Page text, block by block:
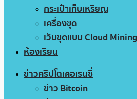
กระเป๋าเก็บเหรียญ
เครื่องขุด
เว็บขุดแบบ Cloud Mining
ห้องเรียน
ข่าวคริปโตเคอเรนซี่
ข่าว Bitcoin